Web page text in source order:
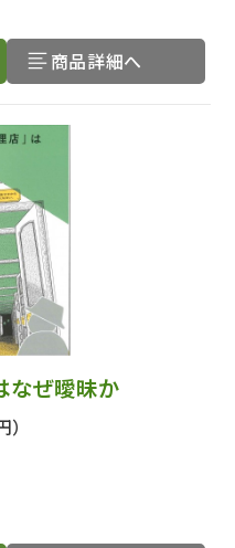
商品詳細へ
なぜ曖昧か